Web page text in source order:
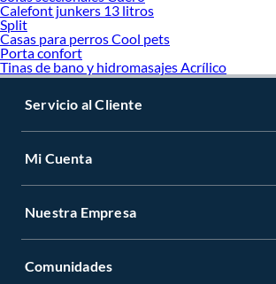
Calefont junkers 13 litros
Split
Casas para perros Cool pets
Porta confort
Tinas de bano y hidromasajes Acrílico
Servicio al Cliente
Mi Cuenta
Nuestra Empresa
Comunidades